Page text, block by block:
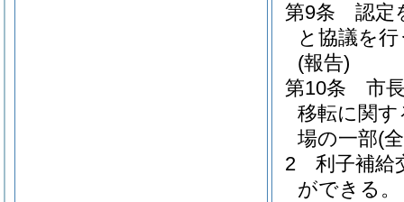
第9条
認定
と協議を
(報告)
第10条
市
移転に関
場の一部(
2
利子補給
ができる。